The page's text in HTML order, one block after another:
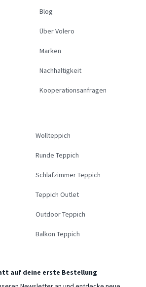
Blog
Über Volero
Marken
Nachhaltigkeit
Kooperationsanfragen
Wollteppich
Runde Teppich
Schlafzimmer Teppich
Teppich Outlet
Outdoor Teppich
Balkon Teppich
auf deine erste Bestellung